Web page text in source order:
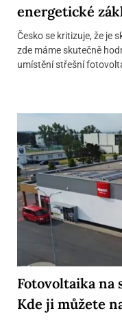
energetické
Česko se kritizuje, že je
zde máme skutečně
umístění střešní
Fotovoltaika na
Kde ji můžete